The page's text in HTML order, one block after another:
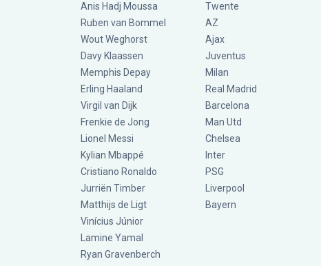
Anis Hadj Moussa
Ruben van Bommel
Wout Weghorst
Davy Klaassen
Memphis Depay
Erling Haaland
Virgil van Dijk
Frenkie de Jong
Lionel Messi
Kylian Mbappé
Cristiano Ronaldo
Jurriën Timber
Matthijs de Ligt
Vinícius Júnior
Lamine Yamal
Ryan Gravenberch
Twente
AZ
Ajax
Juventus
Milan
Real Madrid
Barcelona
Man Utd
Chelsea
Inter
PSG
Liverpool
Bayern